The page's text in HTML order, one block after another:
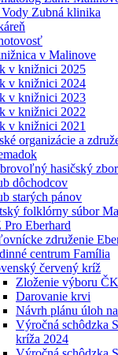
Zubná klinika
v Malinove
v knižnici 2025
v knižnici 2024
v knižnici 2023
v knižnici 2022
v knižnici 2021
organizácie a
hasičský
dôchodcov
starých pánov
folklórny súbor
Pro Eberhard
združenie
centrum Família
červený kríž
Zloženie výboru
Darovanie krvi
Návrh plánu úloh
Výročná schôdzka
kríža 2024